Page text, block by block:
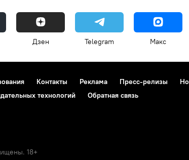
Дзен Telegram Макс
Контакты Реклама Пресс-релизы
технологий
Обратная связь
18+